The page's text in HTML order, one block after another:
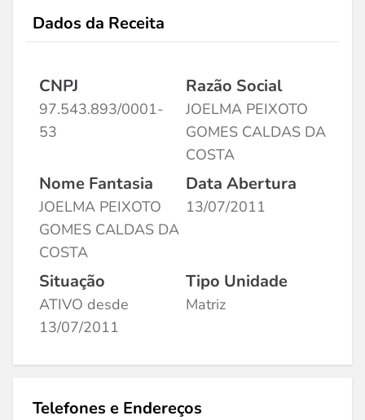
Dados da Receita
CNPJ
97.543.893/0001-
53
Razão Social
JOELMA PEIXOTO
GOMES CALDAS DA
COSTA
Nome Fantasia
JOELMA PEIXOTO
GOMES CALDAS DA
COSTA
Data Abertura
13/07/2011
Situação
ATIVO desde
13/07/2011
Tipo Unidade
Matriz
Telefones e Endereços